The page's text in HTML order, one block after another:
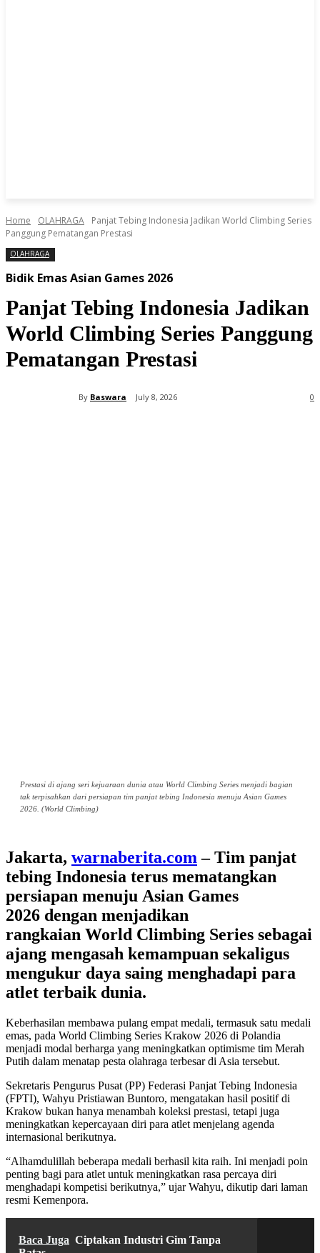
Home OLAHRAGA
Panjat Tebing Indonesia Jadikan World Climbing Series
Panggung Pematangan Prestasi
OLAHRAGA
Bidik Emas Asian Games 2026
Panjat Tebing Indonesia Jadikan
World Climbing Series Panggung
Pematangan Prestasi
By Baswara July 8, 2026 0
Prestasi di ajang seri kejuaraan dunia atau World Climbing Series menjadi bagian
tak terpisahkan dari persiapan tim panjat tebing Indonesia menuju Asian Games
2026. (World Climbing)
Jakarta, warnaberita.com – Tim panjat
tebing Indonesia terus mematangkan
persiapan menuju Asian Games
2026 dengan menjadikan
rangkaian World Climbing Series sebagai
ajang mengasah kemampuan sekaligus
mengukur daya saing menghadapi para
atlet terbaik dunia.
Keberhasilan membawa pulang empat medali, termasuk satu medali
emas, pada World Climbing Series Krakow 2026 di Polandia
menjadi modal berharga yang meningkatkan optimisme tim Merah
Putih dalam menatap pesta olahraga terbesar di Asia tersebut.
Sekretaris Pengurus Pusat (PP) Federasi Panjat Tebing Indonesia
(FPTI), Wahyu Pristiawan Buntoro, mengatakan hasil positif di
Krakow bukan hanya menambah koleksi prestasi, tetapi juga
meningkatkan kepercayaan diri para atlet menjelang agenda
internasional berikutnya.
“Alhamdulillah beberapa medali berhasil kita raih. Ini menjadi poin
penting bagi para atlet untuk meningkatkan rasa percaya diri
menghadapi kompetisi berikutnya,” ujar Wahyu, dikutip dari laman
resmi Kemenpora.
Baca Juga Ciptakan Industri Gim Tanpa